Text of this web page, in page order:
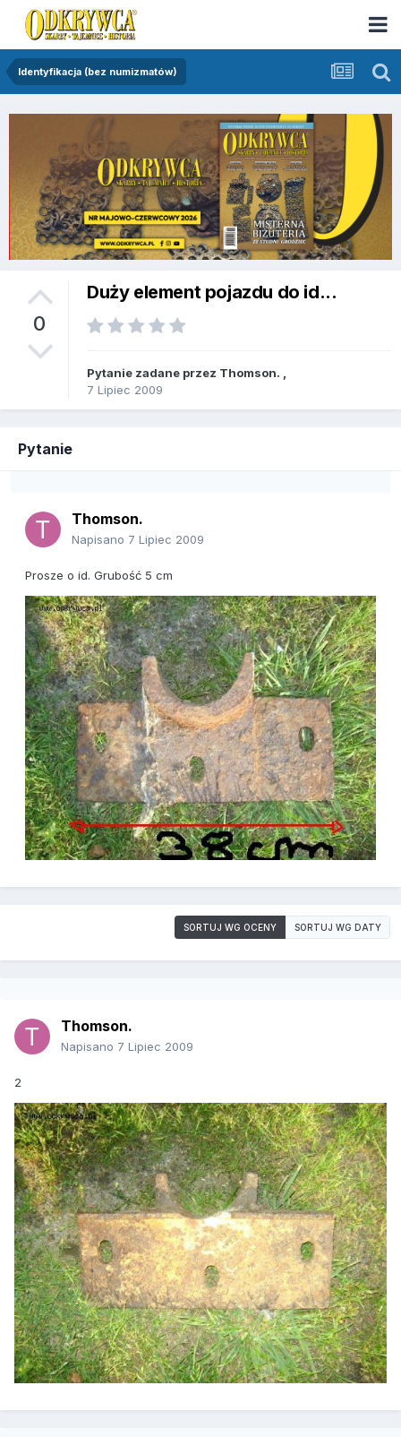
Identyfikacja (bez numizmatów)
0
Duży element pojazdu do id...
Pytanie zadane przez Thomson.
7 Lipiec 2009
Pytanie
Thomson.
Napisano 7 Lipiec 2009
Prosze o id. Grubość 5 cm
SORTUJ WG OCENY SORTUJ WG DATY
Thomson.
Napisano 7 Lipiec 2009
2